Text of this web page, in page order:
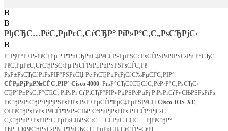
В
В
РђСЂС…РёС‚РµРєС‚СѓСЂР° РїР»Р°С‚С„РѕСЂРјС‹
В
Р’ РўР°Р±Р»РёС†Рµ 2 РїРµСЂРµС‡РёСЃР»РµРЅС‹ РѕСЃРЅРѕРІРЅС‹Рµ Р°СЂС…
РёС‚РµРєС‚СѓСЂРЅС‹Рµ РѕСЃРѕР±РµРЅРЅРѕСЃС‚Рё
РѕР±РѕСЂСѓРґРѕРІР°РЅРёСЏ Рё РїСЂРµРёРјСѓС‰РµСЃС‚РІР°
СЃРµРјРµР№СЃС‚РІР° Cisco 4000. РњР°СЂС€СЂСѓС‚РёР·Р°С‚РѕСЂС‹
СЂР°Р±РѕС‚Р°СЋС‚ РїРѕРґ СѓРїСЂР°РІР»РµРЅРёРµРј РјРѕРґСѓР»СЊРЅРѕРіРѕ
РїСЂРѕРіСЂР°РјРјРЅРѕРіРѕ РѕР±РµСЃРїРµС‡РµРЅРёСЏ Cisco IOS XE,
С€РёСЂРѕРєРѕ РёСЃРїРѕР»СЊР·СѓРµРјРѕРіРѕ РІ СЃР°РјС‹С…
С‚СЂРµР±РѕРІР°С‚РµР»СЊРЅС‹С… СЃРµС‚СЏС… РјРёСЂР°.
РћР±С€РёСЂРЅС‹Р№ РїРѕСЂС‚С„РµР»СЊ СѓСЃР»СѓРі